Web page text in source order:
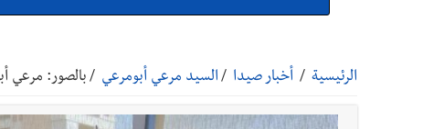
مرفأ صيدا.. إمكانيات كبيرة وعائدات ضخمة
الرئيسية / أخبار صيدا / السيد مرعي أبومرعي / بالصور: مرعي